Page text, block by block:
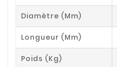
Diamètre (mm)
Longueur (mm)
Poids (kg)